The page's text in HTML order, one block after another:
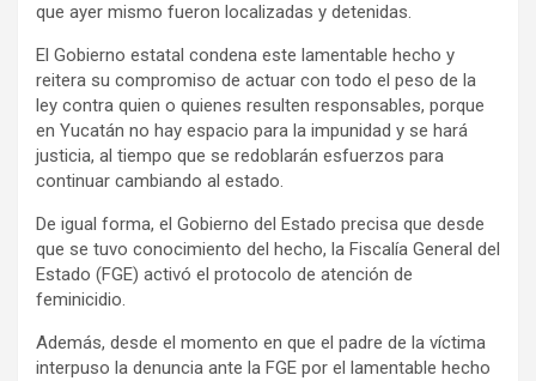
que ayer mismo fueron localizadas y detenidas.
El Gobierno estatal condena este lamentable hecho y
reitera su compromiso de actuar con todo el peso de la
ley contra quien o quienes resulten responsables, porque
en Yucatán no hay espacio para la impunidad y se hará
justicia, al tiempo que se redoblarán esfuerzos para
continuar cambiando al estado.
De igual forma, el Gobierno del Estado precisa que desde
que se tuvo conocimiento del hecho, la Fiscalía General del
Estado (FGE) activó el protocolo de atención de
feminicidio.
Además, desde el momento en que el padre de la víctima
interpuso la denuncia ante la FGE por el lamentable hecho